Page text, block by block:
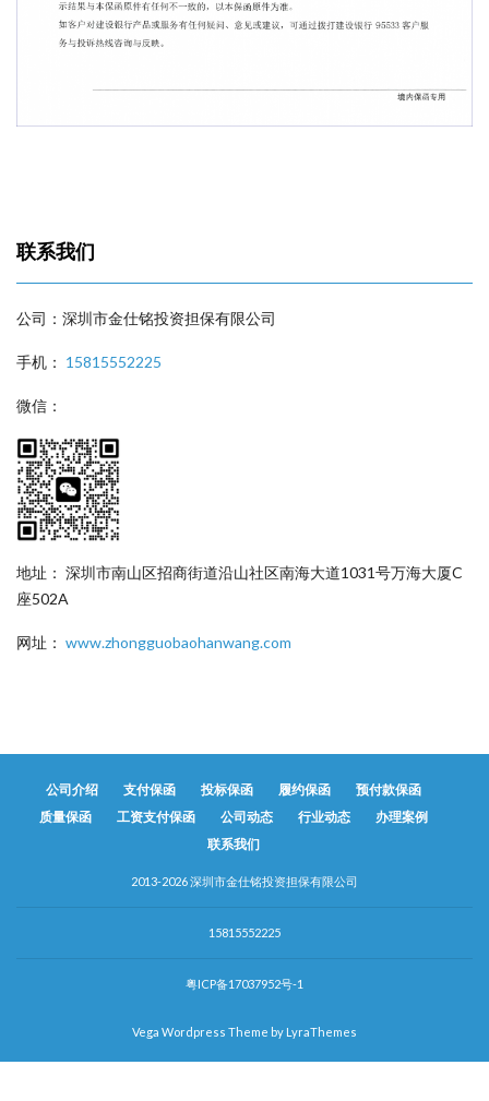
联系我们
公司：深圳市金仕铭投资担保有限公司
手机： 15815552225
微信：
地址： 深圳市南山区招商街道沿山社区南海大道1031号万海大厦C
座502A
网址： www.zhongguobaohanwang.com
公司介绍 支付保函 投标保函 履约保函
预付款保函
质量保函
工资支付保函 公司动态 行业动态
办理案例
联系我们
2013-2026 深圳市金仕铭投资担保有限公司
15815552225
粤ICP备17037952号-1
Vega Wordpress Theme by LyraThemes